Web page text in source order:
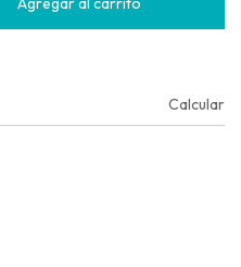
Calcular